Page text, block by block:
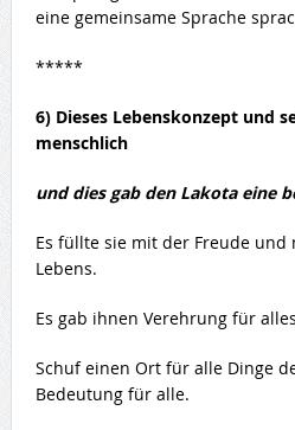
eine gemeinsame Sprache
*****
6) Dieses Lebenskonzept und
menschlich
und dies gab den Lakota eine
Es füllte sie mit der Freude
Lebens.
Es gab ihnen Verehrung für
Schuf einen Ort für alle Dinge
Bedeutung für alle.